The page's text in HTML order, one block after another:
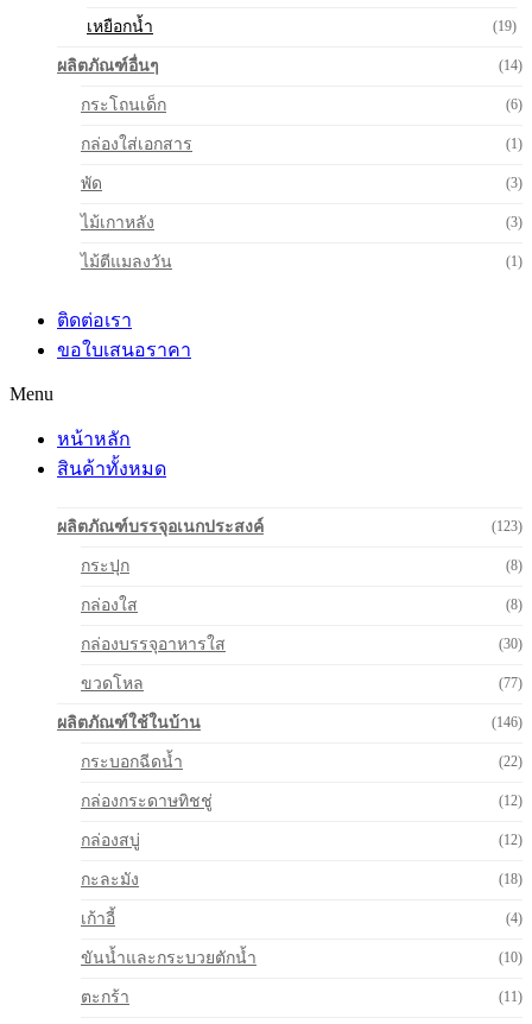
เหยือกน้ำ (19)
ผลิตภัณฑ์อื่นๆ (14)
กระโถนเด็ก (6)
กล่องใส่เอกสาร (1)
พัด (3)
ไม้เกาหลัง (3)
ไม้ตีแมลงวัน (1)
ติดต่อเรา
ขอใบเสนอราคา
Menu
หน้าหลัก
สินค้าทั้งหมด
ผลิตภัณฑ์บรรจุอเนกประสงค์ (123)
กระปุก (8)
กล่องใส (8)
กล่องบรรจุอาหารใส (30)
ขวดโหล (77)
ผลิตภัณฑ์ใช้ในบ้าน (146)
กระบอกฉีดน้ำ (22)
กล่องกระดาษทิชชู่ (12)
กล่องสบู่ (12)
กะละมัง (18)
เก้าอี้ (4)
ขันน้ำและกระบวยตักน้ำ (10)
ตะกร้า (11)